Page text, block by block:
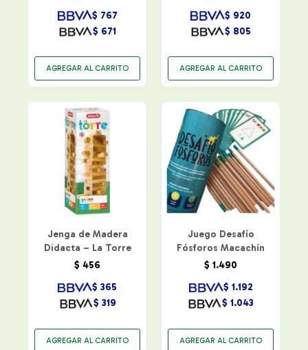
$ 671
$ 767
$ 805
$ 920
Jenga de Madera
Didacta – La Torre
$ 456
$ 319
$ 365
Juego Desafío
Fósforos Macachín
$ 1.490
$ 1.043
$ 1.192